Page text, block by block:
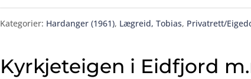
Kategorier: Hardanger (1961), Lægreid, Tobias, Privatrett/
Kyrkjeteigen i Eidfjord